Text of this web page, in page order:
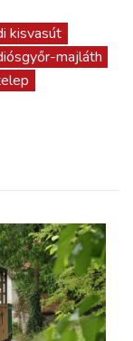
kisvasút
majláth